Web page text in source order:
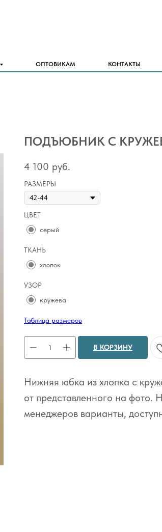
ОПТОВИКАМ КОНТАКТЫ
ПОДЪЮБНИК С
4 100 руб.
РАЗМЕРЫ
ЦВЕТ
серый
ТКАНЬ
хлопок
УЗОР
кружева
Таблица размеров
В КОРЗИНУ
Нижняя юбка из хлопка с
от представленного на фото.
менеджеров варианты,